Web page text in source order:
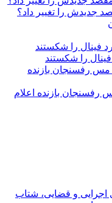
جدیدش را تغییر داد؟
را شکستند
رفسنجان بازنده اعلام